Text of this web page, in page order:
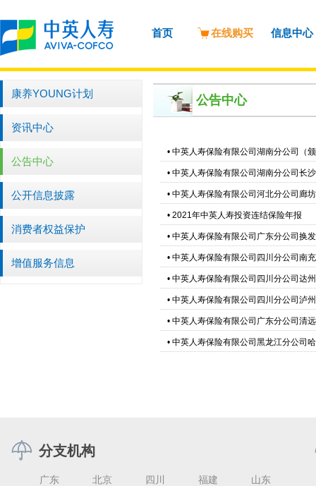
首页 在线购买 信息中心
康养YOUNG计划
资讯中心
公告中心
公开信息披露
消费者权益保护
增值服务信息
公告中心
• 中英人寿保险有限公司湖南分公司（
• 中英人寿保险有限公司湖南分公司长
• 中英人寿保险有限公司河北分公司廊
• 2021年中英人寿投资连结保险年报
• 中英人寿保险有限公司广东分公司换
• 中英人寿保险有限公司四川分公司南
• 中英人寿保险有限公司四川分公司达
• 中英人寿保险有限公司四川分公司泸
• 中英人寿保险有限公司广东分公司清
• 中英人寿保险有限公司黑龙江分公司
分支机构
广东 北京 四川 福建
山东